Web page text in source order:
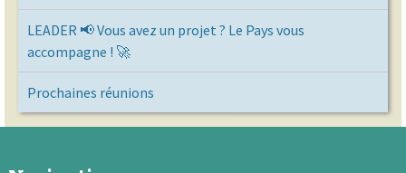
LEADER 📢 Vous avez un projet ? Le Pays vous
accompagne ! 🚀
Prochaines réunions